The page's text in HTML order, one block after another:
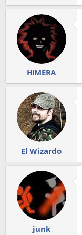
H!MERA
El Wizardo
junk